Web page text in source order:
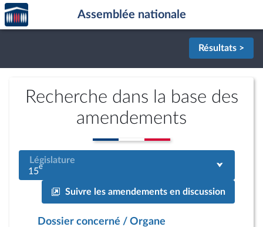
Aller au contenu
Aller en bas de la page
Accèder
à la
page
Assemblée nationale
Résultats >
Recherche dans la base des
amendements
Législature
15e
Suivre les amendements en discussion
Dossier concerné / Organe